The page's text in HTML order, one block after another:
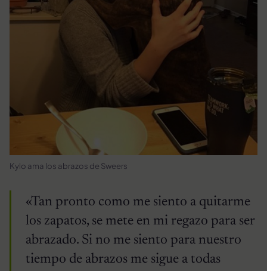
Kylo ama los abrazos de Sweers
«Tan pronto como me siento a quitarme
los zapatos, se mete en mi regazo para ser
abrazado. Si no me siento para nuestro
tiempo de abrazos me sigue a todas